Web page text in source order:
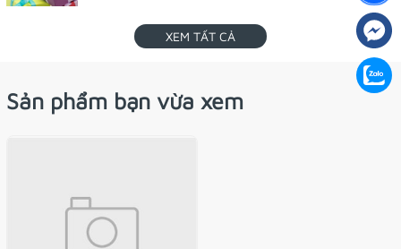
XEM TẤT CẢ
Sản phẩm bạn vừa xem